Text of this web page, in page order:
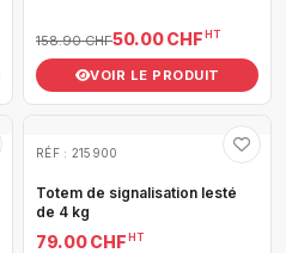
158.90 CHF50.00 CHF HT
VOIR LE PRODUIT
RÉF : 215900
Totem de signalisation lesté
de 4 kg
79.00 CHF HT